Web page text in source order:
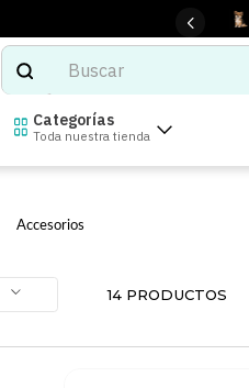
Buscar
TÉRMINOS MÁS BUSCADOS
3.
mochilas
5.
tenis
6.
colchones
Categorías
Toda nuestra tienda
Accesorios
14 PRODUCTOS